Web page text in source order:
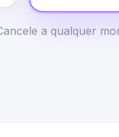
a qualquer